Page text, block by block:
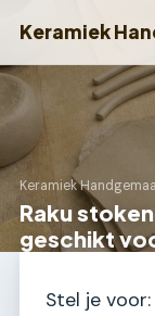
Keramiek
Keramiek
Raku
geschikt
Stel je